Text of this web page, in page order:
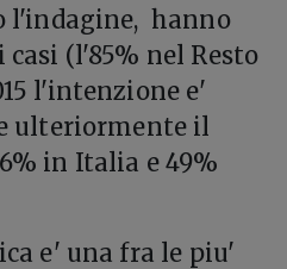
l'indagine, hanno
casi (l'85% nel Resto
l'intenzione e'
ulteriormente il
in Italia e 49%
e' una fra le piu'